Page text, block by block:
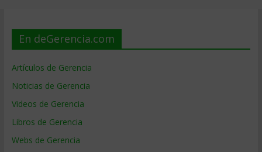
En deGerencia.com
Artículos de Gerencia
Noticias de Gerencia
Videos de Gerencia
Libros de Gerencia
Webs de Gerencia